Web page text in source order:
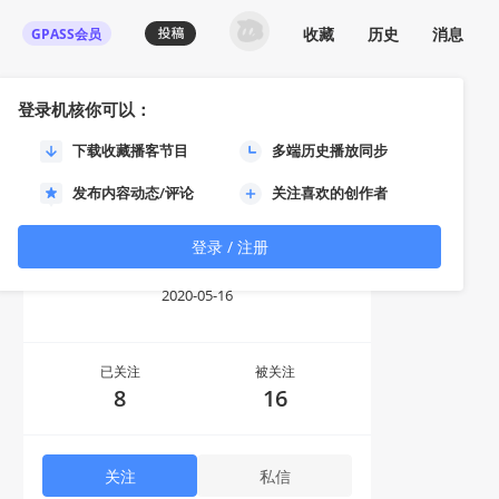
GPASS会员
登录机核你可以：
下载收藏播客节目 多端历史播放同步
发布内容动态/评论 关注喜欢的创作者
登录 / 注册
收藏 历史 消息
Mosuuuuu
2020-05-16
已关注
8
被关注
16
关注 私信